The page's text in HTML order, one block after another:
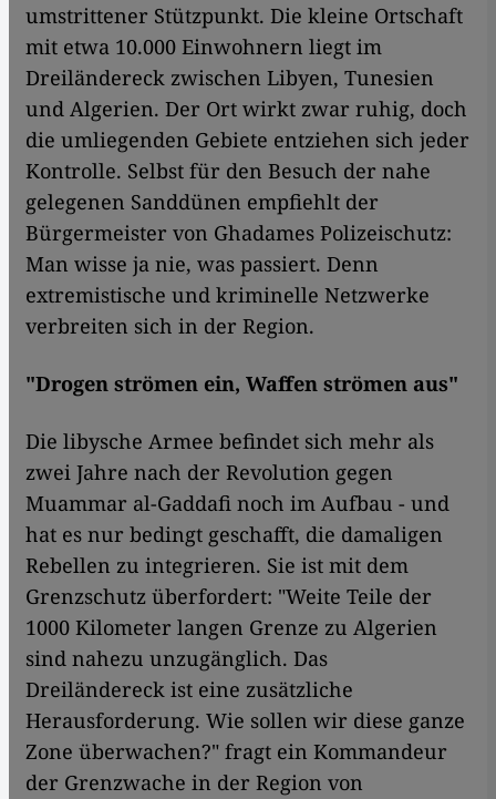
umstrittener Stützpunkt. Die kleine Ortschaft
mit etwa 10.000 Einwohnern liegt im
Dreiländereck zwischen Libyen, Tunesien
und Algerien. Der Ort wirkt zwar ruhig, doch
die umliegenden Gebiete entziehen sich jeder
Kontrolle. Selbst für den Besuch der nahe
gelegenen Sanddünen empfiehlt der
Bürgermeister von Ghadames Polizeischutz:
Man wisse ja nie, was passiert. Denn
extremistische und kriminelle Netzwerke
verbreiten sich in der Region.
"Drogen strömen ein, Waffen strömen aus"
Die libysche Armee befindet sich mehr als
zwei Jahre nach der Revolution gegen
Muammar al-Gaddafi noch im Aufbau - und
hat es nur bedingt geschafft, die damaligen
Rebellen zu integrieren. Sie ist mit dem
Grenzschutz überfordert: "Weite Teile der
1000 Kilometer langen Grenze zu Algerien
sind nahezu unzugänglich. Das
Dreiländereck ist eine zusätzliche
Herausforderung. Wie sollen wir diese ganze
Zone überwachen?" fragt ein Kommandeur
der Grenzwache in der Region von